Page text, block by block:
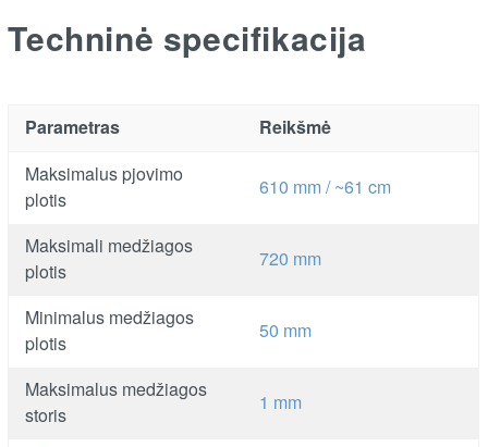
Techninė specifikacija
Parametras
Reikšmė
Maksimalus pjovimo
plotis
610 mm / ~61 cm
Maksimali medžiagos
plotis
720 mm
Minimalus medžiagos
plotis
50 mm
Maksimalus medžiagos
storis
1 mm